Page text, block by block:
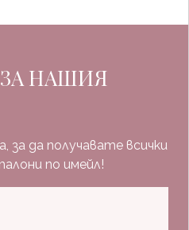
НАШИЯ
за да получавате всички
по имейл!